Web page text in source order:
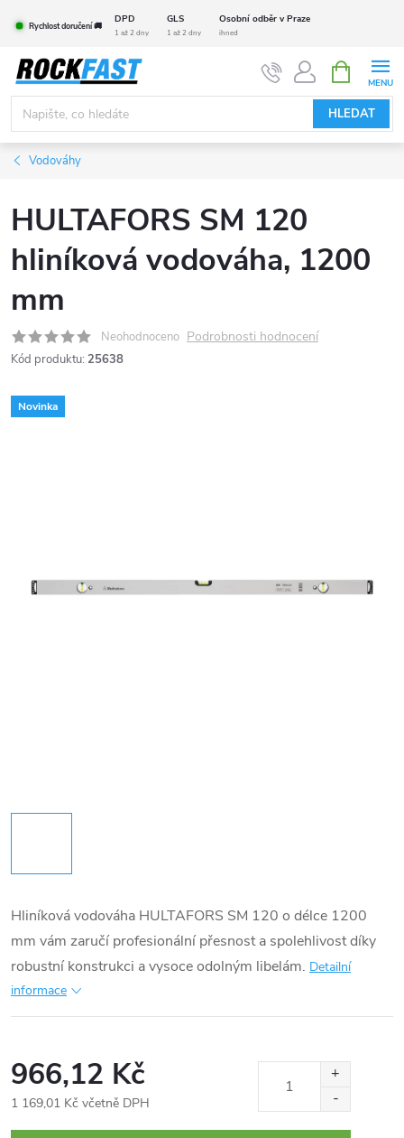
obsah
Rychlost doručení 🚚
DPD GLS Osobní odběr v Praze
1 až 2 dny 1 až 2 dny ihned
HLEDAT
NÁKUPNÍ
KOŠÍK
Vodováhy
HULTAFORS SM 120
hliníková vodováha, 1200
mm
Neohodnoceno Podrobnosti hodnocení
Kód produktu: 25638
Novinka
Hliníková vodováha HULTAFORS SM 120 o délce 1200
mm vám zaručí profesionální přesnost a spolehlivost díky
robustní konstrukci a vysoce odolným libelám. Detailní
informace
966,12 Kč
1 169,01 Kč včetně DPH